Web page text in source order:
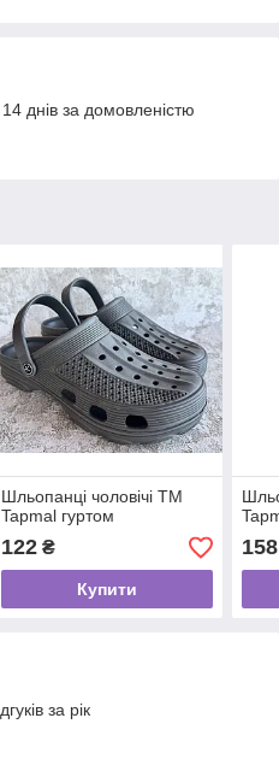
днів за домовленістю
Шльопанці чоловічі ТМ
Tapmal гуртом
122₴
Купити
158
за рік